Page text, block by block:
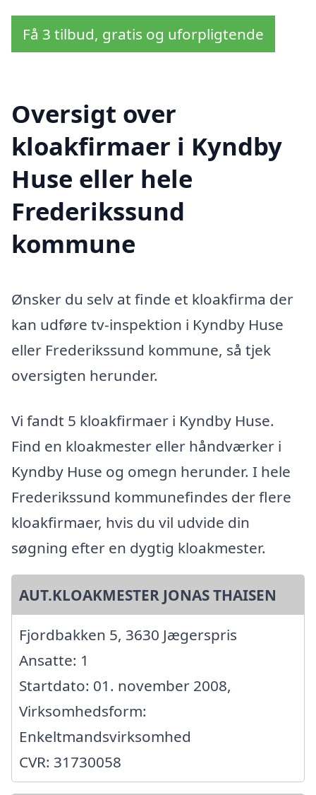
Få 3 tilbud, gratis og uforpligtende
Oversigt over
kloakfirmaer i Kyndby
Huse eller hele
Frederikssund
kommune
Ønsker du selv at finde et kloakfirma der
kan udføre tv-inspektion i Kyndby Huse
eller Frederikssund kommune, så tjek
oversigten herunder.
Vi fandt 5 kloakfirmaer i Kyndby Huse.
Find en kloakmester eller håndværker i
Kyndby Huse og omegn herunder. I hele
Frederikssund kommunefindes der flere
kloakfirmaer, hvis du vil udvide din
søgning efter en dygtig kloakmester.
AUT.KLOAKMESTER JONAS THAISEN
Fjordbakken 5, 3630 Jægerspris
Ansatte: 1
Startdato: 01. november 2008,
Virksomhedsform:
Enkeltmandsvirksomhed
CVR: 31730058